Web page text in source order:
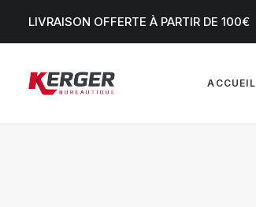
LIVRAISON OFFERTE À PARTIR DE 100€
ACCUEIL